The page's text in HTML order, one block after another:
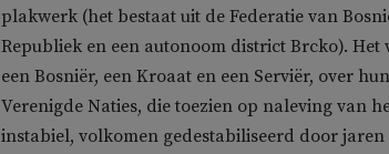
plakwerk (het bestaat uit de Federatie van
Republiek en een autonoom district Brcko).
een Bosniër, een Kroaat en een Serviër, over
Verenigde Naties, die toezien op naleving van
instabiel, volkomen gedestabiliseerd door